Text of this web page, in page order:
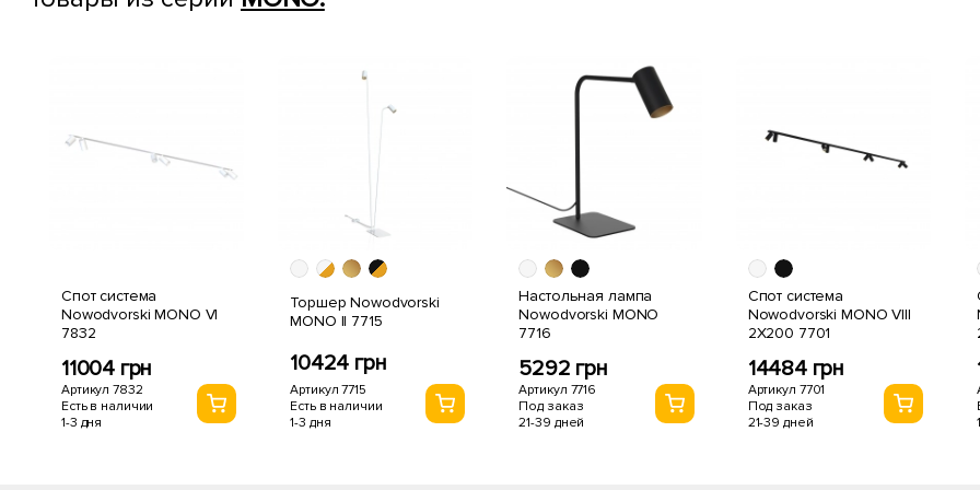
Спот система
Nowodvorski MONO VI
7832
11004 грн
Артикул 7832
Есть в наличии
1-3 дня
Торшер Nowodvorski
MONO II 7715
10424 грн
Артикул 7715
Есть в наличии
1-3 дня
Настольная лампа
Nowodvorski MONO
7716
5292 грн
Артикул 7716
Под заказ
21-39 дней
Спот система
Nowodvorski MONO VIII
2X200 7701
14484 грн
Артикул 7701
Под заказ
21-39 дней